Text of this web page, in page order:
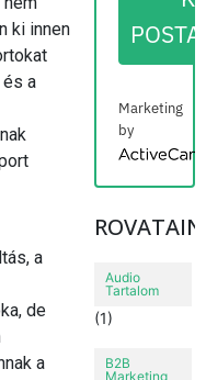
ki innen
a
a
de
a
Marketing
by
Audio
Tartalom
(1)
B2B
Marketing